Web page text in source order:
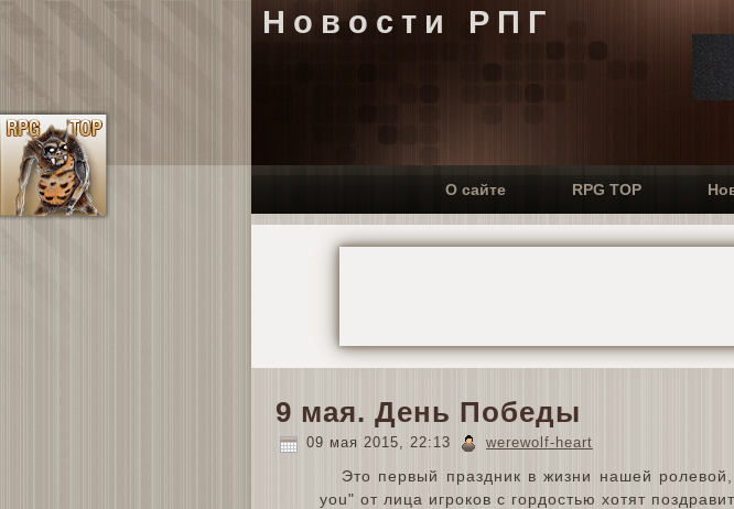
Новости РПГ
О сайте RPG TOP
9 мая. День Победы
09 мая 2015, 22:13 werewolf-heart
Это первый праздник в жизни нашей
you" от лица игроков с гордостью хотят